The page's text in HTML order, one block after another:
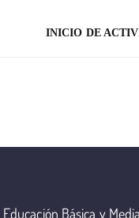
INICIO DE
Básica y